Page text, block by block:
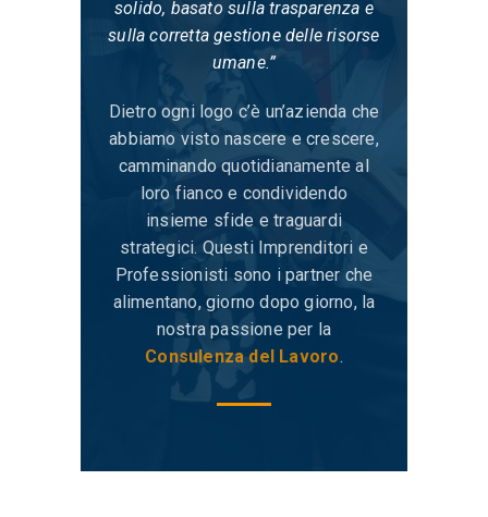
solido, basato sulla trasparenza e
sulla corretta gestione delle risorse
umane.”
Dietro ogni logo c’è un’azienda che
abbiamo visto nascere e crescere,
camminando quotidianamente al
loro fianco e condividendo
insieme sfide e traguardi
strategici. Questi Imprenditori e
Professionisti sono i partner che
alimentano, giorno dopo giorno, la
nostra passione per la
Consulenza del Lavoro.